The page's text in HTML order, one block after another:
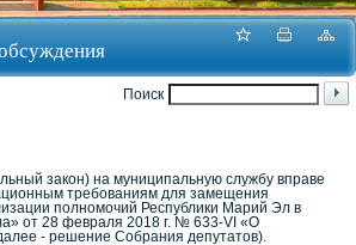
Поиск
закон) на муниципальную службу вправе
требованиям для замещения
полномочий Республики Марий Эл в
от 28 февраля 2018 г. № 633-VI «О
- решение Собрания депутатов).